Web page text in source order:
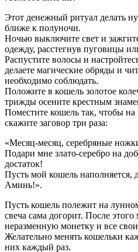
Этот денежный ритуал делать
ближе к полуночи.
Ночью выключите свет и
одежду, расстегнув пуговицы
Распустите волосы и
делаете магические обряды и
необходимо соблюдать.
Положите в кошель золотое
трижды осените крестным
Поместите кошель так, чтобы
скажите заговор три раза:
«Месяц-месяц, серебряные
Подари мне злато-серебро на
достаток!
Пусть мой кошель наполняется,
Аминь!».
Пусть кошель полежит на
свеча сама догорит. После
неразменную монетку и все
Желательно менять кошельки
них каждый раз.